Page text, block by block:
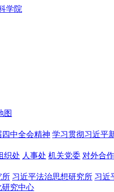
图
中全会精神 学习贯彻习近平
织处 人事处 机关党委 对外合
所 习近平法治思想研究所 习近
研究中心